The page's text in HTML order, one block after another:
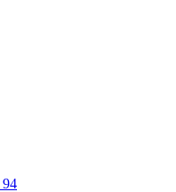
94